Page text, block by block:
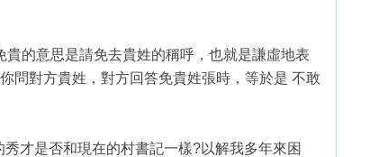
的意思是請免去貴姓的稱呼，也就是謙虛地表
問對方貴姓，對方回答免貴姓張時，等於是 不敢
才是否和現在的村書記一樣?以解我多年來困